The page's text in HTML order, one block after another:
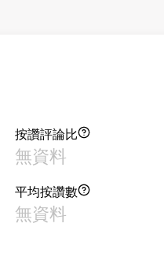
按讚評論比
無資料
平均按讚數
無資料